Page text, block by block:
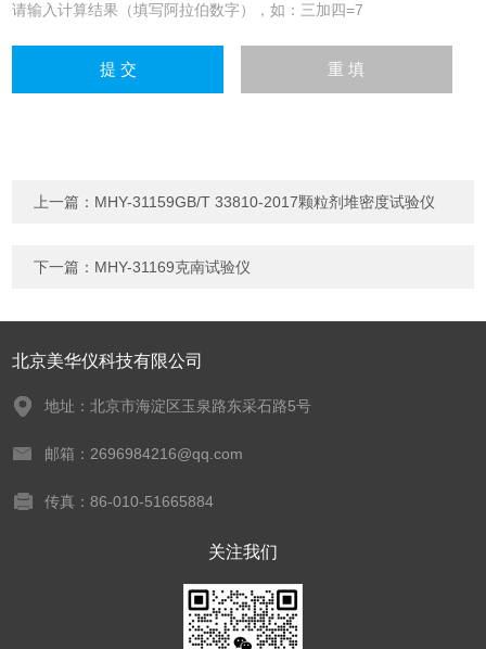
请输入计算结果（填写阿拉伯数字），如：三加四=7
上一篇： MHY-31159GB/T 33810-2017颗粒剂堆密度试验仪
下一篇： MHY-31169克南试验仪
北京美华仪科技有限公司
地址：北京市海淀区玉泉路东采石路5号
邮箱：2696984216@qq.com
传真：86-010-51665884
关注我们